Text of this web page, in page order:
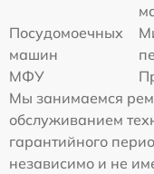
Посудомоечных
машин
МФУ
Мы занимаемся
обслуживанием
гарантийного
независимо и не